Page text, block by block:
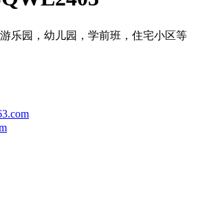
乐园，幼儿园，学前班，住宅小区等